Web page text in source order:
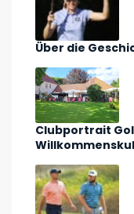
Über die
Clubportrait